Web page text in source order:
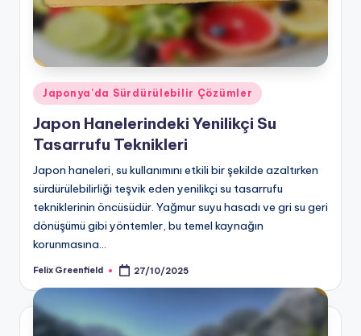
Posted
in
Japonya'da Sürdürülebilir Çözümler
Japon Hanelerindeki Yenilikçi Su
Tasarrufu Teknikleri
Japon haneleri, su kullanımını etkili bir şekilde azaltırken
sürdürülebilirliği teşvik eden yenilikçi su tasarrufu
tekniklerinin öncüsüdür. Yağmur suyu hasadı ve gri su geri
dönüşümü gibi yöntemler, bu temel kaynağın
korunmasına…
Posted
Felix Greenfield 27/10/2025